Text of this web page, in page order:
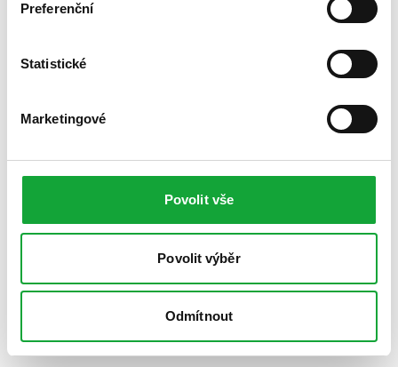
Preferenční
Statistické
Marketingové
Povolit vše
Povolit výběr
Odmítnout